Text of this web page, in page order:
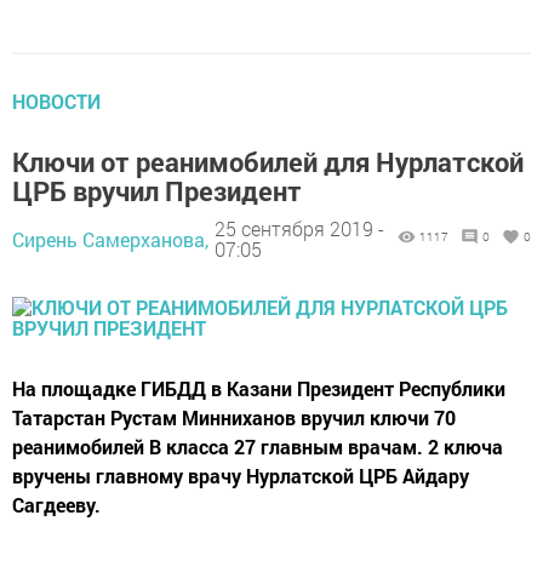
НОВОСТИ
Ключи от реанимобилей для Нурлатской
ЦРБ вручил Президент
Сирень Самерханова, 25 сентября 2019 -
07:05
1117 0 0
На площадке ГИБДД в Казани Президент Республики
Татарстан Рустам Минниханов вручил ключи 70
реанимобилей В класса 27 главным врачам. 2 ключа
вручены главному врачу Нурлатской ЦРБ Айдару
Сагдееву.